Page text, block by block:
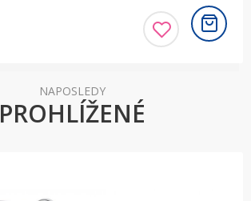
NAPOSLEDY
PROHLÍŽENÉ